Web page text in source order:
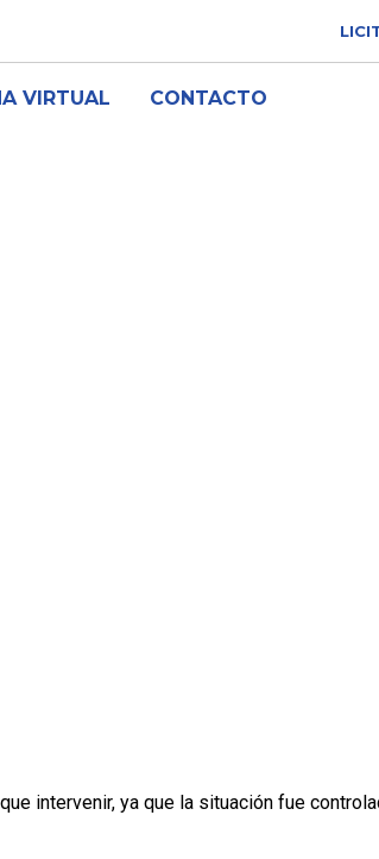
VIRTUAL CONTACTO
intervenir, ya que la situación fue